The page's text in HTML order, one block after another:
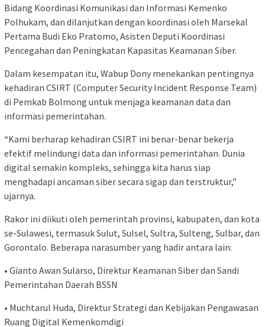
Bidang Koordinasi Komunikasi dan Informasi Kemenko
Polhukam, dan dilanjutkan dengan koordinasi oleh Marsekal
Pertama Budi Eko Pratomo, Asisten Deputi Koordinasi
Pencegahan dan Peningkatan Kapasitas Keamanan Siber.
Dalam kesempatan itu, Wabup Dony menekankan pentingnya
kehadiran CSIRT (Computer Security Incident Response Team)
di Pemkab Bolmong untuk menjaga keamanan data dan
informasi pemerintahan.
“Kami berharap kehadiran CSIRT ini benar-benar bekerja
efektif melindungi data dan informasi pemerintahan. Dunia
digital semakin kompleks, sehingga kita harus siap
menghadapi ancaman siber secara sigap dan terstruktur,”
ujarnya.
Rakor ini diikuti oleh pemerintah provinsi, kabupaten, dan kota
se-Sulawesi, termasuk Sulut, Sulsel, Sultra, Sulteng, Sulbar, dan
Gorontalo. Beberapa narasumber yang hadir antara lain:
• Gianto Awan Sularso, Direktur Keamanan Siber dan Sandi
Pemerintahan Daerah BSSN
• Muchtarul Huda, Direktur Strategi dan Kebijakan Pengawasan
Ruang Digital Kemenkomdigi